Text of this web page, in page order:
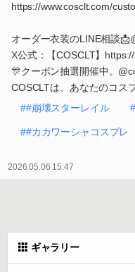
https://www.cosclt.com/
オーダー衣装のLINE相談
X公式：【COSCLT】
🎊クーポン抽選開催中。
COSCLTは、あなたのコス
##崩壊スターレイル
##カカワーシャコスプレ
2026.05.06 15:47
ギャラリー